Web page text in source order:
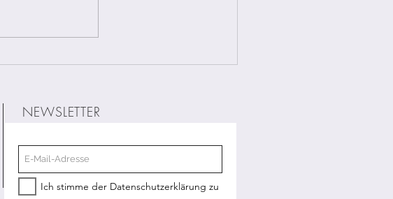
Fahrplan aus
NEWSLETTER
Ich stimme der Datenschutzerklärung zu